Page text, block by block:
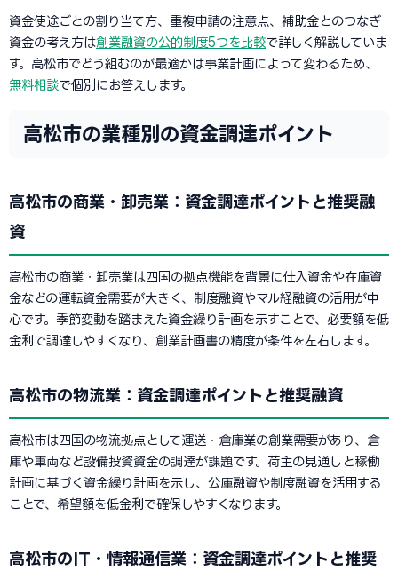
資金使途ごとの割り当て方、重複申請の注意点、補助金とのつなぎ
資金の考え方は創業融資の公的制度5つを比較で詳しく解説していま
す。高松市でどう組むのが最適かは事業計画によって変わるため、
無料相談で個別にお答えします。
高松市の業種別の資金調達ポイント
高松市の商業・卸売業：資金調達ポイントと推奨融
資
高松市の商業・卸売業は四国の拠点機能を背景に仕入資金や在庫資
金などの運転資金需要が大きく、制度融資やマル経融資の活用が中
心です。季節変動を踏まえた資金繰り計画を示すことで、必要額を低
金利で調達しやすくなり、創業計画書の精度が条件を左右します。
高松市の物流業：資金調達ポイントと推奨融資
高松市は四国の物流拠点として運送・倉庫業の創業需要があり、倉
庫や車両など設備投資資金の調達が課題です。荷主の見通しと稼働
計画に基づく資金繰り計画を示し、公庫融資や制度融資を活用する
ことで、希望額を低金利で確保しやすくなります。
高松市のIT・情報通信業：資金調達ポイントと推奨